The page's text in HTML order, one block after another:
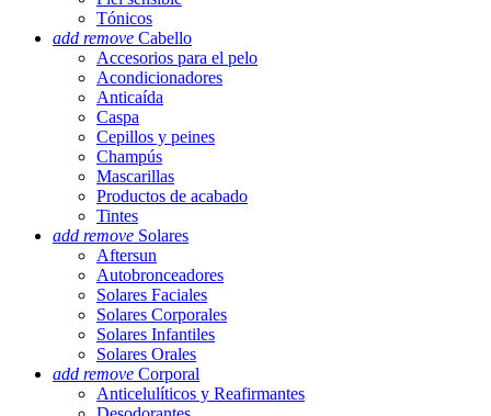
Tónicos
add remove Cabello
Accesorios para el pelo
Acondicionadores
Anticaída
Caspa
Cepillos y peines
Champús
Mascarillas
Productos de acabado
Tintes
add remove Solares
Aftersun
Autobronceadores
Solares Faciales
Solares Corporales
Solares Infantiles
Solares Orales
add remove Corporal
Anticelulíticos y Reafirmantes